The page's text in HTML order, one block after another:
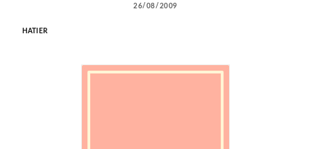
26/08/2009
HATIER